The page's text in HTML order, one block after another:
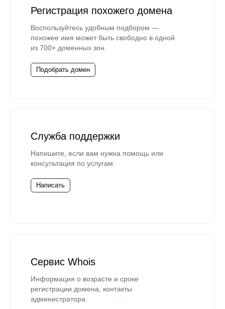
Регистрация похожего домена
Воспользуйтесь удобным подбором —
похожее имя может быть свободно в одной
из 700+ доменных зон.
Подобрать домен
Служба поддержки
Напишите, если вам нужна помощь или
консультация по услугам.
Написать
Сервис Whois
Информация о возрасте и сроке
регистрации домена, контакты
администратора.